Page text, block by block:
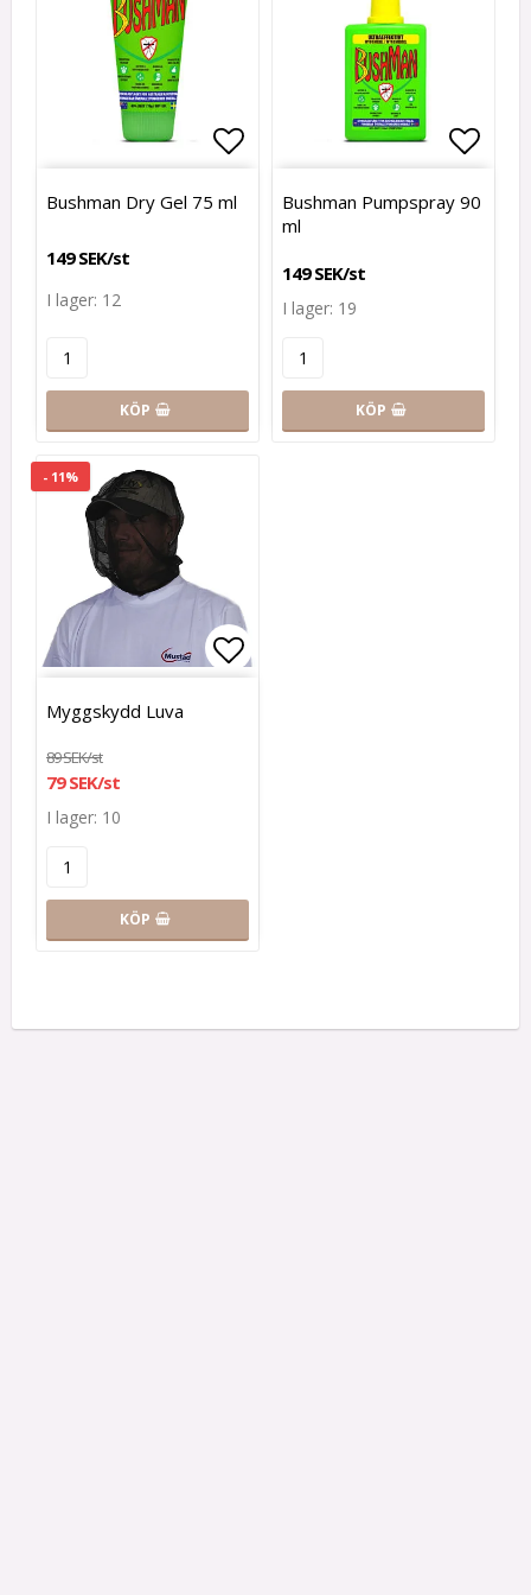
Lägg till i favoritlistan
Bushman Dry Gel 75 ml
149 SEK/st
I lager: 12
KÖP
Bushman Pumpspray 90
ml
149 SEK/st
I lager: 19
KÖP
- 11%
Myggskydd Luva
89 SEK/st
79 SEK/st
I lager: 10
KÖP